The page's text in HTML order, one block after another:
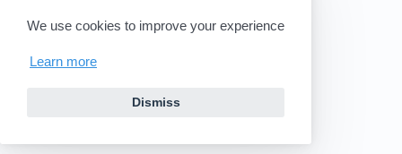
We use cookies to improve your experience
Learn more
Dismiss